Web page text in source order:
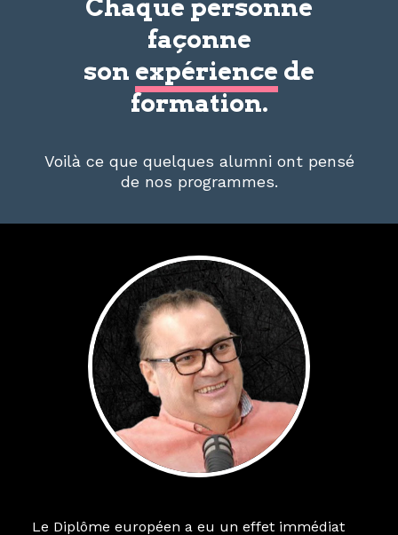
Chaque personne
façonne
son expérience de
formation.
Voilà ce que quelques alumni ont pensé
de nos programmes.
Le Diplôme européen a eu un effet immédiat